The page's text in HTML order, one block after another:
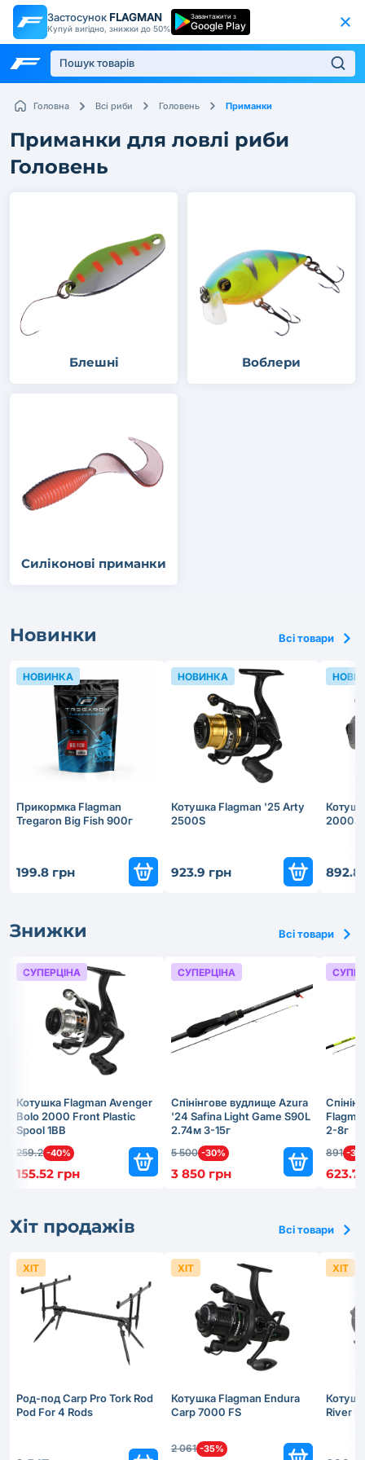
Застосунок FLAGMAN
Купуй вигідно, знижки до 50%
Завантажити з
Google Play
Головна Всі риби Головень Приманки
Приманки для ловлі риби
Головень
Блешні Воблери
Силіконові приманки
Новинки Всі товари
Прикормка Flagman
Tregaron Big Fish 900г
199.8 грн
НОВИНКА
Котушка Flagman '25 Arty
2500S
923.9 грн
НОВИНКА
2000S
892.8
Знижки Всі товари
Котушка Flagman Avenger
Bolo 2000 Front Plastic
Spool 1BB
259.2 -40%
155.52 грн
СУПЕРЦІНА
Cпінінговe вудлище Azura
'24 Safina Light Game S90L
2.74м 3-15г
5 500 -30%
3 850 грн
СУПЕРЦІНА
2-8г
891 -
623.7
Хіт продажів Всі товари
Род-под Carp Pro Tork Rod
Pod For 4 Rods
ХІТ
Котушка Flagman Endura
Carp 7000 FS
2 061 -35%
ХІТ
River
ХІТ